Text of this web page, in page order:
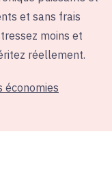
et sans frais
moins et
réellement.
économies